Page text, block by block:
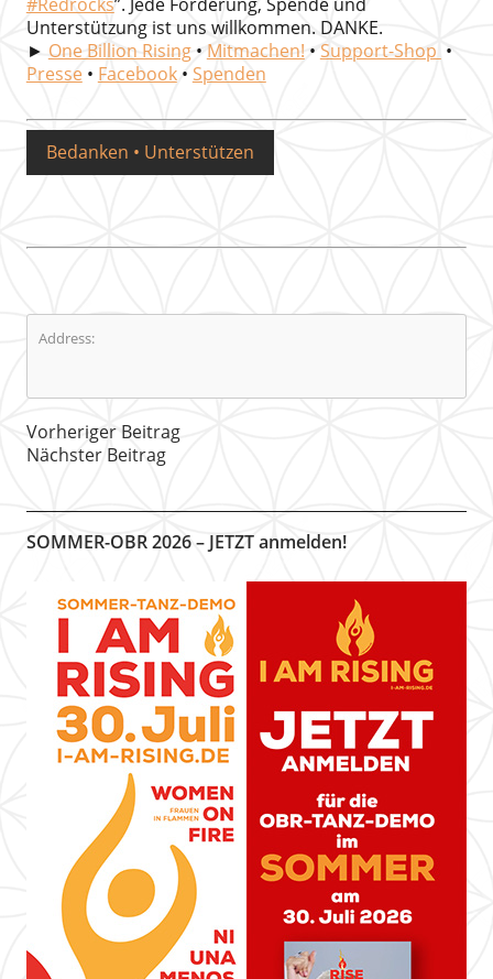
Unterstützung ist uns willkommen. DANKE.
► One Billion Rising• Mitmachen! • Support-Shop •
Presse • Facebook• Spenden
Bedanken • Unterstützen
Address:
Vorheriger Beitrag
Nächster Beitrag
SOMMER-OBR 2026 – JETZT anmelden!